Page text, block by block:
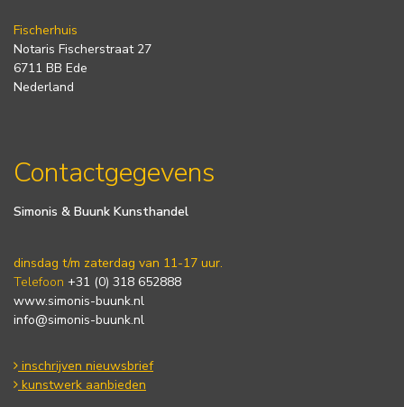
Fischerhuis
Notaris Fischerstraat 27
6711 BB Ede
Nederland
Contactgegevens
Simonis & Buunk Kunsthandel
dinsdag t/m zaterdag van 11-17 uur.
Telefoon +31 (0) 318 652888
www.simonis-buunk.nl
info@simonis-buunk.nl
inschrijven nieuwsbrief
kunstwerk aanbieden